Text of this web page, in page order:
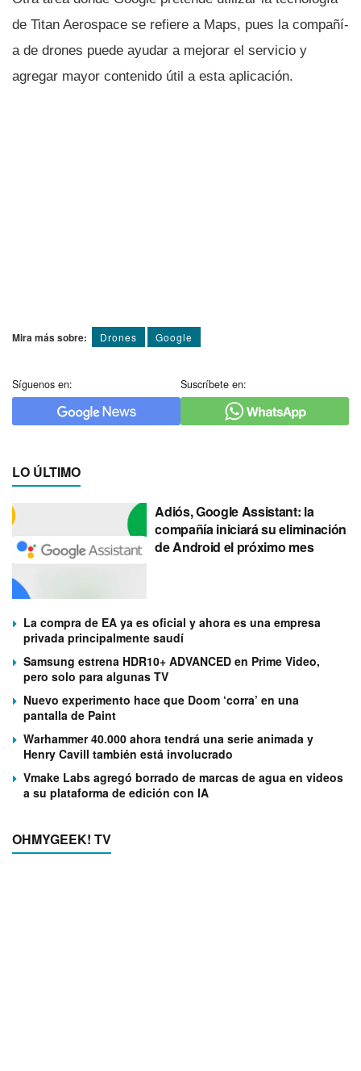
de Titan Aerospace se refiere a Maps, pues la compañí­
a de drones puede ayudar a mejorar el servicio y
agregar mayor contenido útil a esta aplicación.
Mira más sobre: Drones Google
Síguenos en: Suscríbete en:
LO ÚLTIMO
Adiós, Google Assistant: la
compañía iniciará su eliminación
de Android el próximo mes
La compra de EA ya es oficial y ahora es una empresa
privada principalmente saudí
Samsung estrena HDR10+ ADVANCED en Prime Video,
pero solo para algunas TV
Nuevo experimento hace que Doom ‘corra’ en una
pantalla de Paint
Warhammer 40.000 ahora tendrá una serie animada y
Henry Cavill también está involucrado
Vmake Labs agregó borrado de marcas de agua en videos
a su plataforma de edición con IA
OHMYGEEK! TV